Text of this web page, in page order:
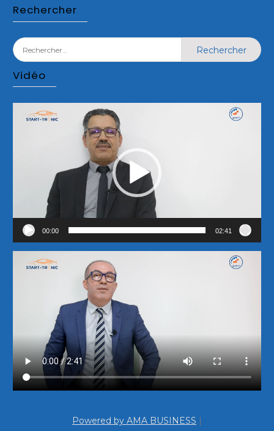
Rechercher
Rechercher :
Vidéo
Lecteur
00:00 02:41
Powered by AMA BUSINESS